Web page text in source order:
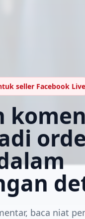
seller Facebook Live
baca niat